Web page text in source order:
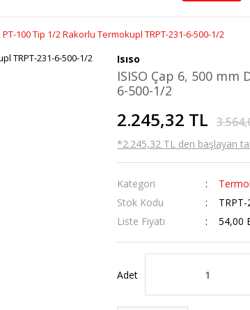
100 Tip 1/2 Rakorlu Termokupl TRPT-231-6-500-1/2
Isıso
ISISO Çap 6, 500
6-500-1/2
2.245,32 TL
*2.245,32 TL den başlayan
Kategori
Stok Kodu
Liste Fiyatı
54,00
Adet